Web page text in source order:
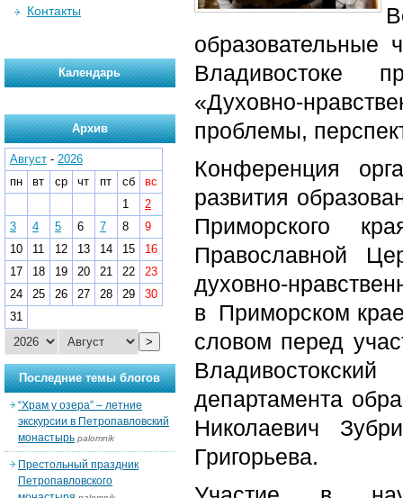
Владивостоке
«Духовно-
проблемы,
Конференция
развития
Приморского
Православной
духовно-
в Приморском
словом перед
департамента
Николаевич
Григорьева.
Контакты
Календарь
Архив
Август - 2026
пн
вт ср чт пт сб
вс
1
2
3
4 5 6 7 8
9
10
11 12 13 14 15
16
17
18 19 20 21 22
23
24
25 26 27 28 29
30
31
>
Последние темы блогов
“Храм у озера” – летние
экскурсии в Петропавловский
монастырь palomnik
Престольный праздник
Петропавловского